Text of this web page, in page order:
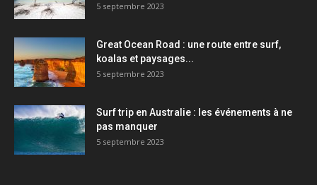
5 septembre 2023
Great Ocean Road : une route entre surf,
koalas et paysages...
5 septembre 2023
Surf trip en Australie : les événements à ne
pas manquer
5 septembre 2023